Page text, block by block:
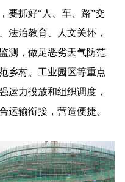
要抓好“人、车、路”交
法治教育、人文关怀，
测，做足恶劣天气防范
乡村、工业园区等重点
运力投放和组织调度，
运输衔接，营造便捷、